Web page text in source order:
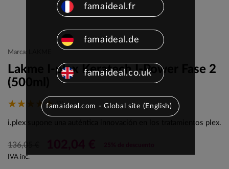
Marca: LAKME
Lakme I-plex Keratech I-Power Fase 2
(500ml)
(1)
i.plex supone una auténtica innovación en los tratamientos plex.
136,05 €
IVA inc.
famaideal.fr
famaideal.de
famaideal.co.uk
famaideal.com - Global site (English)